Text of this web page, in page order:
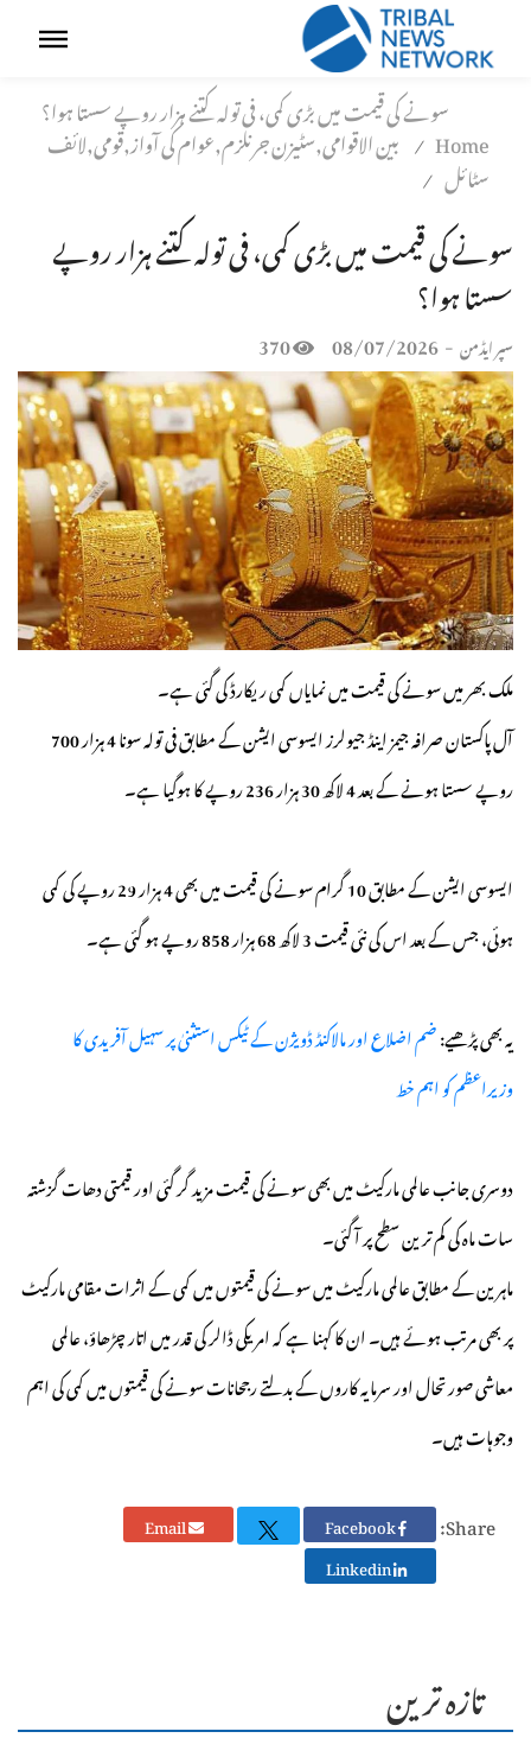
سونے کی قیمت میں بڑی کمی، فی تولہ کتنے ہزار روپے سستا ہوا؟
Home
/ بین الاقوامی,سٹیزن جرنلزم,عوام کی آواز,قومی,لائف
سٹائل /
سونے کی قیمت میں بڑی کمی، فی تولہ کتنے ہزار روپے
سستا ہوا؟
سپر ایڈمن -
08/07/2026
ملک بھر میں سونے کی قیمت میں نمایاں کمی ریکارڈ کی گئی ہے۔
آل پاکستان صرافہ جیمز اینڈ جیولرز ایسوسی ایشن کے مطابق فی تولہ سونا 4 ہزار 700
روپے سستا ہونے کے بعد 4 لاکھ 30 ہزار 236 روپے کا ہوگیا ہے۔
ایسوسی ایشن کے مطابق 10 گرام سونے کی قیمت میں بھی 4 ہزار 29 روپے کی کمی
ہوئی، جس کے بعد اس کی نئی قیمت 3 لاکھ 68 ہزار 858 روپے ہو گئی ہے۔
یہ بھی پڑھیے:ضم اضلاع اور مالاکنڈ ڈویژن کے ٹیکس استثنیٰ پر سہیل آفریدی کا
وزیراعظم کو اہم خط
دوسری جانب عالمی مارکیٹ میں بھی سونے کی قیمت مزید گر گئی اور قیمتی دھات گزشتہ
سات ماہ کی کم ترین سطح پر آ گئی۔
ماہرین کے مطابق عالمی مارکیٹ میں سونے کی قیمتوں میں کمی کے اثرات مقامی مارکیٹ
پر بھی مرتب ہوئے ہیں۔ ان کا کہنا ہے کہ امریکی ڈالر کی قدر میں اتار چڑھاؤ، عالمی
معاشی صورتحال اور سرمایہ کاروں کے بدلتے رجحانات سونے کی قیمتوں میں کمی کی اہم
وجوہات ہیں۔
Share:
Email
Linkedin
تازہ ترین